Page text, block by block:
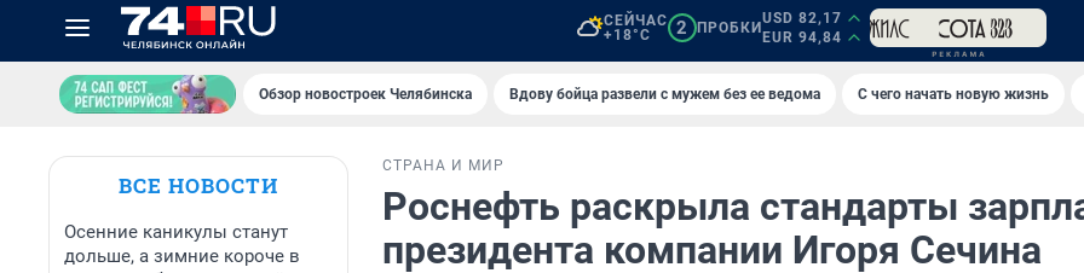
СЕЙЧАС
+18°C
2 ПРОБКИ
USD 82,17
EUR 94,84
Обзор новостроек Челябинска Вдову бойца развели с мужем без ее ведома С чего начать новую жизнь
ВСЕ НОВОСТИ
Осенние каникулы станут
дольше, а зимние короче в
СТРАНА И МИР
Роснефть раскрыла стандарты
президента компании Игоря Сечина